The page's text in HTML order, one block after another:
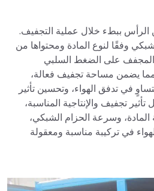
ببطء خلال عملية التجفيف.
وفقًا لنوع المادة ومحتواها من
المجفف على الضغط السلبي
يضمن مساحة تجفيف فعالة،
في تدفق الهواء، وتحسين تأثير
تجفيف والإنتاجية المناسبة،
وسرعة الحزام الشبكي،
في تركيبة مناسبة ومعقولة